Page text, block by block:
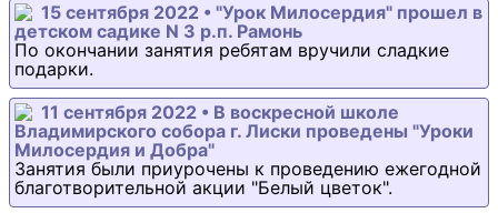
15 сентября 2022 • "Урок Милосердия" прошел в
детском садике N 3 р.п. Рамонь
По окончании занятия ребятам вручили сладкие
подарки.
11 сентября 2022 • В воскресной школе
Владимирского собора г. Лиски проведены "Уроки
Милосердия и Добра"
Занятия были приурочены к проведению ежегодной
благотворительной акции "Белый цветок".